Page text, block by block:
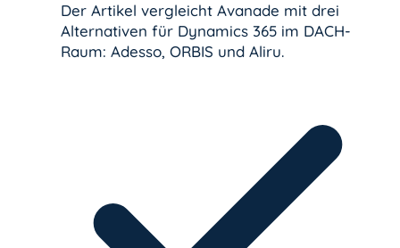
Der Artikel vergleicht Avanade mit drei
Alternativen für Dynamics 365 im DACH-
Raum: Adesso, ORBIS und Aliru.